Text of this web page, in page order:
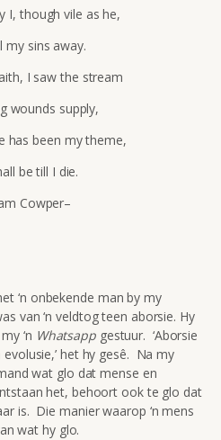
I, though vile as he,
my sins away.
I saw the stream
wounds supply,
has been my theme,
be till I die.
Cowper–
‘n onbekende man by my
van ‘n veldtog teen aborsie. Hy
‘n Whatsappgestuur. ‘Aborsie
het hy gesê. Na my
wat glo dat mense en
het, behoort ook te glo dat
is. Die manier waarop ‘n mens
wat hy glo.